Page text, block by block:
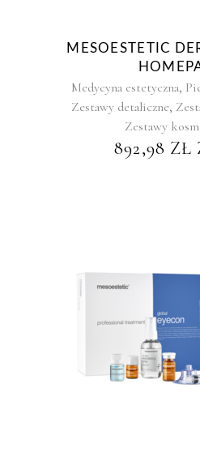
MESOESTETIC
Medycyna estetyczna,
Zestawy detaliczne,
Zestawy
892,98 ZŁ